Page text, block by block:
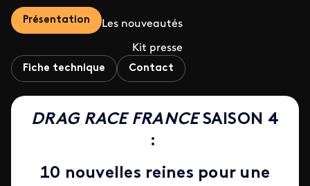
Présentation Les nouveautés
Kit presse
Fiche technique Contact
DRAG RACE FRANCESAISON 4
:
10 nouvelles reines pour une